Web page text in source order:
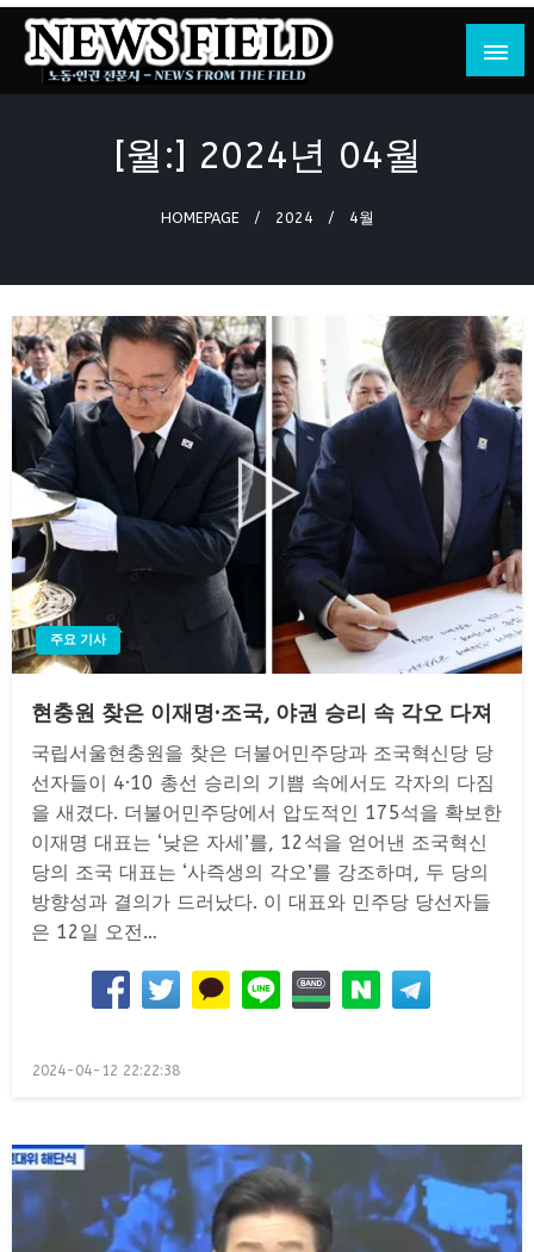
Skip
content
뉴스필드
노동·인권 전문지
[월:] 2024년 04월
HOMEPAGE 2024 4월
주요 기사
현충원 찾은 이재명·조국, 야권 승리 속 각오 다져
국립서울현충원을 찾은 더불어민주당과 조국혁신당 당
선자들이 4·10 총선 승리의 기쁨 속에서도 각자의 다짐
을 새겼다. 더불어민주당에서 압도적인 175석을 확보한
이재명 대표는 ‘낮은 자세’를, 12석을 얻어낸 조국혁신
당의 조국 대표는 ‘사즉생의 각오’를 강조하며, 두 당의
방향성과 결의가 드러났다. 이 대표와 민주당 당선자들
은 12일 오전…
Posted
2024-04-12 22:22:38